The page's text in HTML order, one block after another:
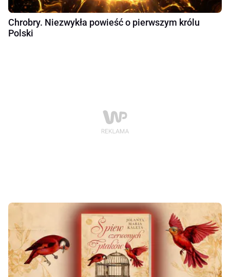
Chrobry. Niezwykła powieść o pierwszym królu
Polski